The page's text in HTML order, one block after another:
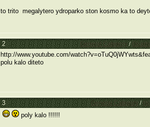
to trito megalytero ydroparko ston kosmo ka to
2 General Category/
http://www.youtube.com/
polu kalo diteto
3 General Category/
poly kalo !!!!!!